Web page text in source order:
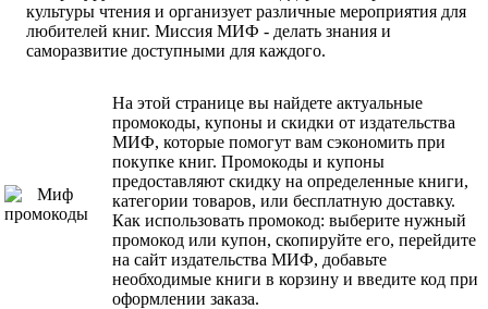
культуры чтения и организует различные мероприятия для
любителей книг. Миссия МИФ - делать знания и
саморазвитие доступными для каждого.
На этой странице вы найдете актуальные
промокоды, купоны и скидки от издательства
МИФ, которые помогут вам сэкономить при
покупке книг. Промокоды и купоны
предоставляют скидку на определенные книги,
категории товаров, или бесплатную доставку.
Как использовать промокод: выберите нужный
промокод или купон, скопируйте его, перейдите
на сайт издательства МИФ, добавьте
необходимые книги в корзину и введите код при
оформлении заказа.